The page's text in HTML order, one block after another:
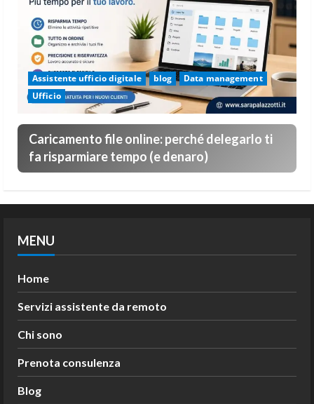
Assistente ufficio digitale blog
Data management
Ufficio
Caricamento file online: perché delegarlo ti
fa risparmiare tempo (e denaro)
MENU
Home
Servizi assistente da remoto
Chi sono
Prenota consulenza
Blog